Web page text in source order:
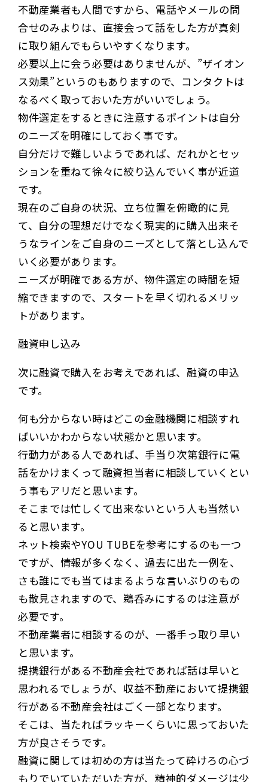
不動産業者も人間ですから、電話やメールの問
合せのみよりは、直接会って話をした方が真剣
に取り組んでもらいやすくなります。
必要以上に会う必要はありませんが、”ザイオン
ス効果”というのもありますので、コンタクトは
なるべく取っておいた方がいいでしょう。
物件選定をするときに注意するポイントは自分
のニーズを明確にしておく事です。
自分だけで難しいようであれば、だれかとセッ
ションを重ねて徐々に絞り込んでいく事が近道
です。
現在のご自身の状況、立ち位置を俯瞰的に見
て、自分の理想だけでなく現実的に購入出来そ
うなラインをご自身のニーズとして落とし込んで
いく必要があります。
ニーズが明確である方が、物件選定の時間を短
縮できますので、スタートを早く切れるメリッ
トがあります。
融資申し込み
次に融資で購入をお考えであれば、融資の申込
です。
何も分からない時はどこの金融機関に相談すれ
ばいいかわからない状態かと思います。
行動力がある人であれば、手当り次第銀行に電
話をかけまくって融資担当者に相談していくとい
う事もアリだと思います。
そこまでは忙しくて出来ないという人も当然い
ると思います。
ネット検索やYOU TUBEを参考にするのも一つ
ですが、情報が多くなく、過去に出た一例を、
さも誰にでも当てはまるような言いぶりのもの
も散見されますので、鵜呑みにするのは注意が
必要です。
不動産業者に相談するのが、一番手っ取り早い
と思います。
提携銀行がある不動産会社であれば話は早いと
思われるでしょうが、収益不動産において提携銀
行がある不動産会社はごく一部となります。
そこは、当たればラッキーくらいに思っておいた
方が良さそうです。
融資に関しては初めの方は当たって砕けろの心づ
もりでいていただいた方が、精神的ダメージは少